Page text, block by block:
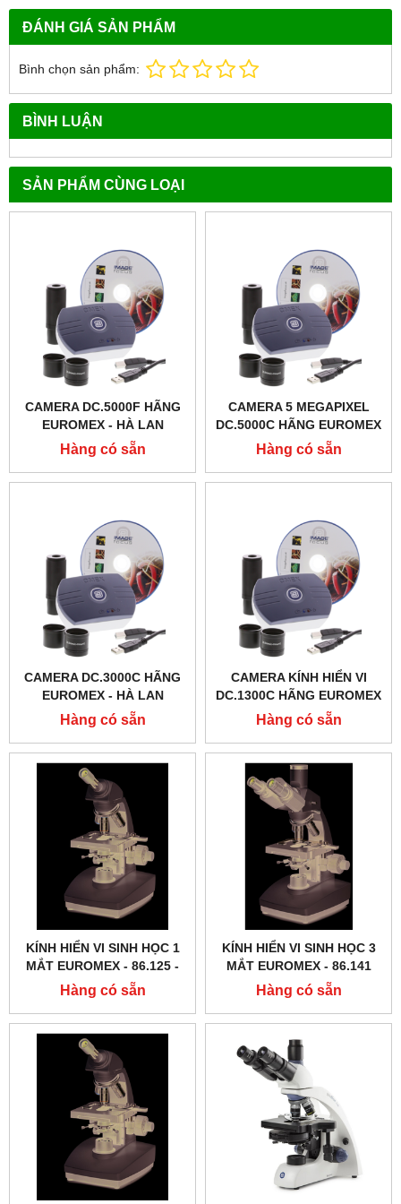
ĐÁNH GIÁ SẢN PHẨM
Bình chọn sản phẩm:
BÌNH LUẬN
SẢN PHẨM CÙNG LOẠI
CAMERA DC.5000F HÃNG
EUROMEX - HÀ LAN
Hàng có sẵn
CAMERA 5 MEGAPIXEL
DC.5000C HÃNG EUROMEX
- HÀ LAN
Hàng có sẵn
CAMERA DC.3000C HÃNG
EUROMEX - HÀ LAN
Hàng có sẵn
CAMERA KÍNH HIỂN VI
DC.1300C HÃNG EUROMEX
- HÀ LAN
Hàng có sẵn
KÍNH HIỂN VI SINH HỌC 1
MẮT EUROMEX - 86.125 ‑
LED
Hàng có sẵn
KÍNH HIỂN VI SINH HỌC 3
MẮT EUROMEX - 86.141
Hàng có sẵn